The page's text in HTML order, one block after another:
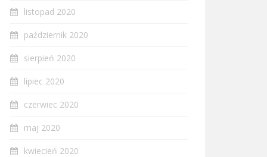
listopad 2020
październik 2020
sierpień 2020
lipiec 2020
czerwiec 2020
maj 2020
kwiecień 2020